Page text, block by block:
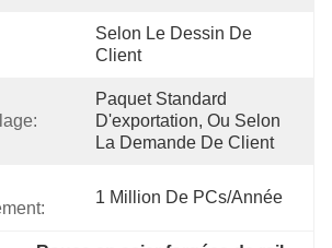
Selon Le Dessin De
Client
Paquet Standard
D'exportation, Ou Selon
La Demande De Client
1 Million De PCs/année